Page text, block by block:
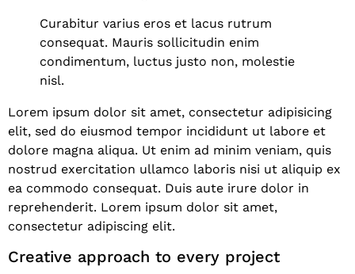
Curabitur varius eros et lacus rutrum
consequat. Mauris sollicitudin enim
condimentum, luctus justo non, molestie
nisl.
Lorem ipsum dolor sit amet, consectetur adipisicing
elit, sed do eiusmod tempor incididunt ut labore et
dolore magna aliqua. Ut enim ad minim veniam, quis
nostrud exercitation ullamco laboris nisi ut aliquip ex
ea commodo consequat. Duis aute irure dolor in
reprehenderit. Lorem ipsum dolor sit amet,
consectetur adipiscing elit.
Creative approach to every project